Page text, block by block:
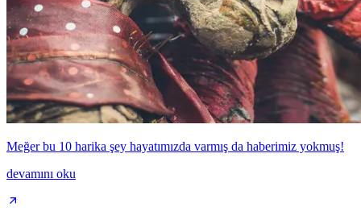
Meğer bu 10 harika şey hayatımızda varmış da haberimiz yokmuş!
devamını oku